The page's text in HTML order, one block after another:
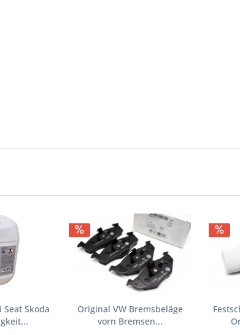
Skoda
Original VW Bremsbeläge
vorn Bremsen...